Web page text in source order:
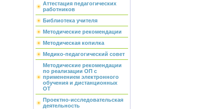
Аттестация педагогических
работников
Библиотека учителя
Методические рекомендации
Методическая копилка
Медико-педагогический совет
Методические рекомендации
по реализации ОП с
применением электронного
обучения и дистанционных
ОТ
Проектно-исследовательская
деятельность